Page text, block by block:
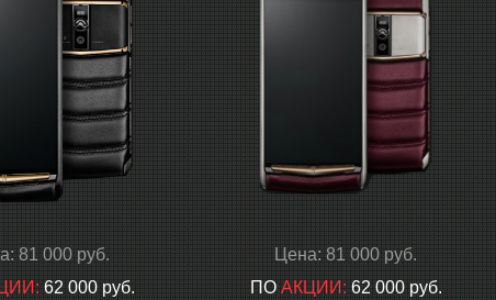
81 000 руб.
62 000 руб.
Цена: 81 000 руб.
ПО АКЦИИ: 62 000 руб.